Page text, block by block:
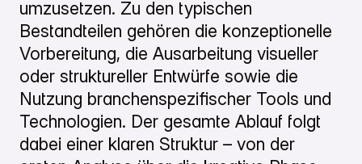
umzusetzen. Zu den typischen
Bestandteilen gehören die konzeptionelle
Vorbereitung, die Ausarbeitung visueller
oder struktureller Entwürfe sowie die
Nutzung branchenspezifischer Tools und
Technologien. Der gesamte Ablauf folgt
dabei einer klaren Struktur – von der